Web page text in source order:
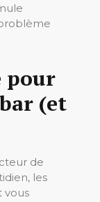
pour
(et
de
les
vous